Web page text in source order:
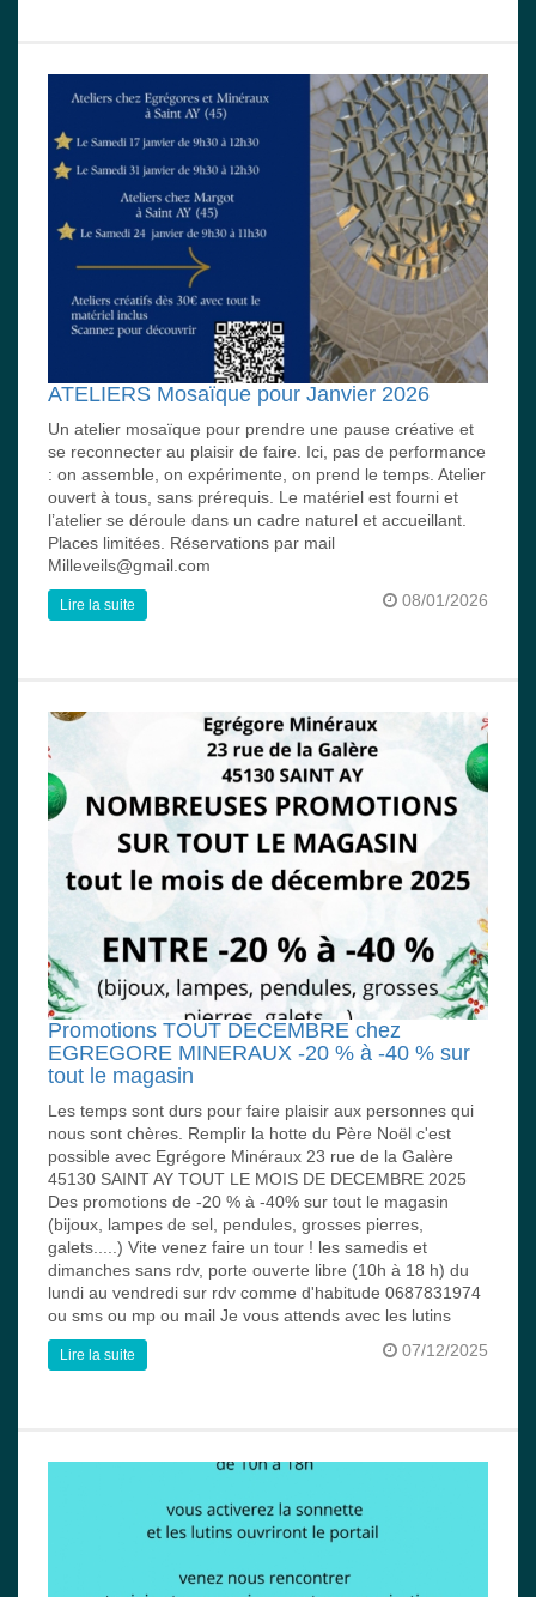
ATELIERS Mosaïque pour Janvier 2026
Un atelier mosaïque pour prendre une pause créative et
se reconnecter au plaisir de faire. Ici, pas de performance
: on assemble, on expérimente, on prend le temps. Atelier
ouvert à tous, sans prérequis. Le matériel est fourni et
l’atelier se déroule dans un cadre naturel et accueillant.
Places limitées. Réservations par mail
Milleveils@gmail.com
08/01/2026
Lire la suite
Promotions TOUT DECEMBRE chez
EGREGORE MINERAUX -20 % à -40 % sur
tout le magasin
Les temps sont durs pour faire plaisir aux personnes qui
nous sont chères. Remplir la hotte du Père Noël c'est
possible avec Egrégore Minéraux 23 rue de la Galère
45130 SAINT AY TOUT LE MOIS DE DECEMBRE 2025
Des promotions de -20 % à -40% sur tout le magasin
(bijoux, lampes de sel, pendules, grosses pierres,
galets.....) Vite venez faire un tour ! les samedis et
dimanches sans rdv, porte ouverte libre (10h à 18 h) du
lundi au vendredi sur rdv comme d'habitude 0687831974
ou sms ou mp ou mail Je vous attends avec les lutins
07/12/2025
Lire la suite